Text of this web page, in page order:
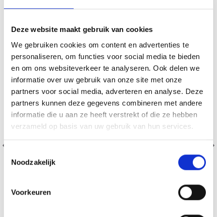
Deze website maakt gebruik van cookies
We gebruiken cookies om content en advertenties te
personaliseren, om functies voor social media te bieden
en om ons websiteverkeer te analyseren. Ook delen we
informatie over uw gebruik van onze site met onze
partners voor social media, adverteren en analyse. Deze
partners kunnen deze gegevens combineren met andere
informatie die u aan ze heeft verstrekt of die ze hebben
verzameld op basis van uw gebruik van hun services.
Noodzakelijk
Voorkeuren